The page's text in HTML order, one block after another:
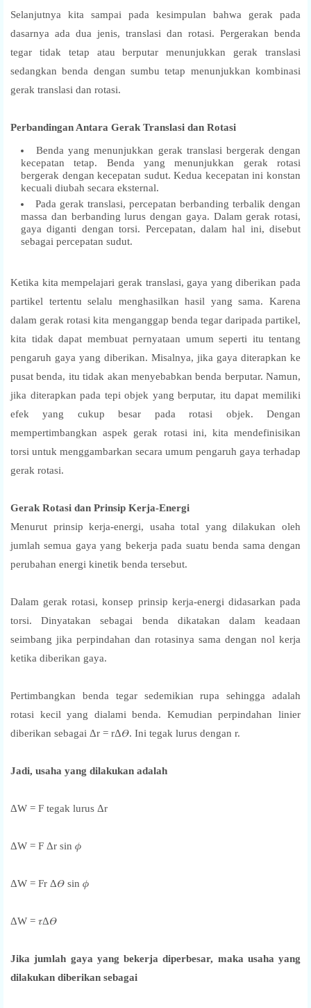
Selanjutnya kita sampai pada kesimpulan bahwa gerak pada
dasarnya ada dua jenis, translasi dan rotasi. Pergerakan benda
tegar tidak tetap atau berputar menunjukkan gerak translasi
sedangkan benda dengan sumbu tetap menunjukkan kombinasi
gerak translasi dan rotasi.
Perbandingan Antara Gerak Translasi dan Rotasi
Benda yang menunjukkan gerak translasi bergerak dengan
kecepatan tetap. Benda yang menunjukkan gerak rotasi
bergerak dengan kecepatan sudut. Kedua kecepatan ini konstan
kecuali diubah secara eksternal.
Pada gerak translasi, percepatan berbanding terbalik dengan
massa dan berbanding lurus dengan gaya. Dalam gerak rotasi,
gaya diganti dengan torsi. Percepatan, dalam hal ini, disebut
sebagai percepatan sudut.
Ketika kita mempelajari gerak translasi, gaya yang diberikan pada
partikel tertentu selalu menghasilkan hasil yang sama. Karena
dalam gerak rotasi kita menganggap benda tegar daripada partikel,
kita tidak dapat membuat pernyataan umum seperti itu tentang
pengaruh gaya yang diberikan. Misalnya, jika gaya diterapkan ke
pusat benda, itu tidak akan menyebabkan benda berputar. Namun,
jika diterapkan pada tepi objek yang berputar, itu dapat memiliki
efek yang cukup besar pada rotasi objek. Dengan
mempertimbangkan aspek gerak rotasi ini, kita mendefinisikan
torsi untuk menggambarkan secara umum pengaruh gaya terhadap
gerak rotasi.
Gerak Rotasi dan Prinsip Kerja-Energi
Menurut prinsip kerja-energi, usaha total yang dilakukan oleh
jumlah semua gaya yang bekerja pada suatu benda sama dengan
perubahan energi kinetik benda tersebut.
Dalam gerak rotasi, konsep prinsip kerja-energi didasarkan pada
torsi. Dinyatakan sebagai benda dikatakan dalam keadaan
seimbang jika perpindahan dan rotasinya sama dengan nol kerja
ketika diberikan gaya.
Pertimbangkan benda tegar sedemikian rupa sehingga adalah
rotasi kecil yang dialami benda. Kemudian perpindahan linier
diberikan sebagai Δr = rΔ𝛳. Ini tegak lurus dengan r.
Jadi, usaha yang dilakukan adalah
ΔW = F tegak lurus Δr
ΔW = F Δr sin 𝜙
ΔW = Fr Δ𝛳 sin 𝜙
ΔW = 𝜏Δ𝛳
Jika jumlah gaya yang bekerja diperbesar, maka usaha yang
dilakukan diberikan sebagai